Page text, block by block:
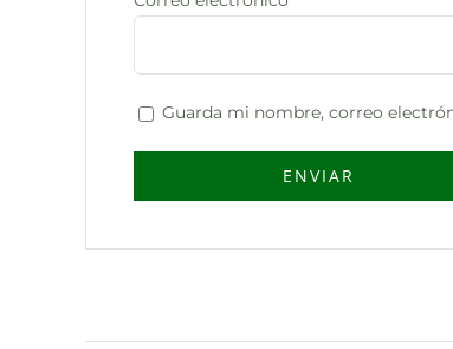
Guarda mi nombre, correo